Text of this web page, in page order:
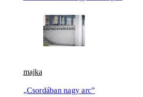
majka
„Csordában nagy arc”